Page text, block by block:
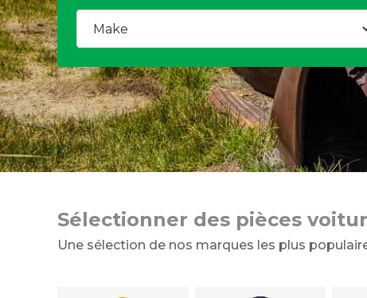
Sélectionner des pièces
Une sélection de nos marques les plus